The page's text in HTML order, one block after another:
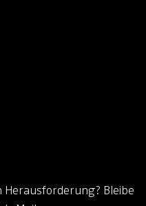
Herausforderung? Bleibe